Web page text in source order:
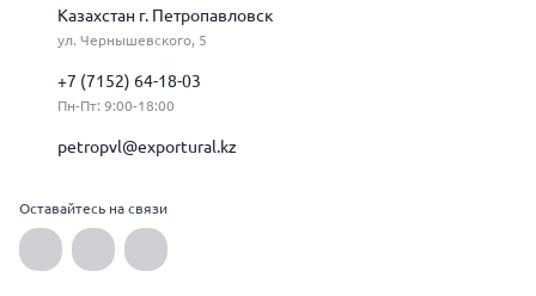
Казахстан г. Петропавловск
ул. Чернышевского, 5
+7 (7152) 64-18-03
Пн-Пт: 9:00-18:00
petropvl@exportural.kz
Оставайтесь на связи